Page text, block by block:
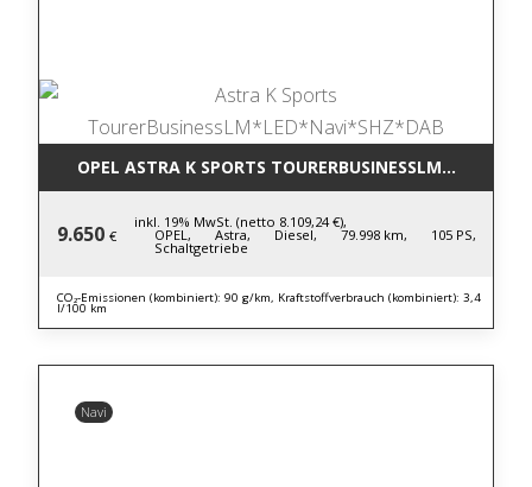
OPEL ASTRA K SPORTS
9.650 €
inkl. 19% MwSt. (netto 8.109,24 €),
OPEL, Astra, Diesel, 79.998 km, 105 PS,
Schaltgetriebe
CO₂-Emissionen (kombiniert): 90 g/km, Kraftstoffverbrauch (kombiniert): 3,4
l/100 km
Navi